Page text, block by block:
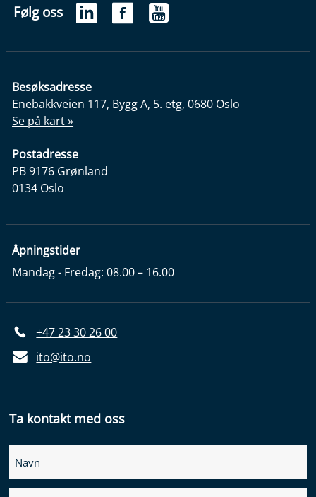
Følg oss
Besøksadresse
Enebakkveien 117, Bygg A, 5. etg, 0680 Oslo
Se på kart »
Postadresse
PB 9176 Grønland
0134 Oslo
Åpningstider
Mandag - Fredag: 08.00 – 16.00
+47 23 30 26 00
ito@ito.no
Ta kontakt med oss